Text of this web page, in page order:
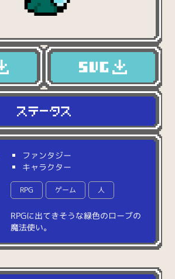
ファンタジー
キャラクター
RPG ゲーム 人
RPGに出てきそうな緑色のローブの
魔法使い。